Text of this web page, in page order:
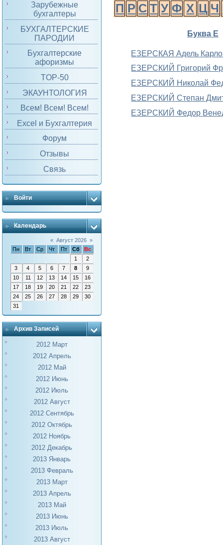
Зарубежные
бухгалтеры
БУХГАЛТЕРСКИЕ
ПАРОДИИ
Бухгалтерские
афоризмы
TOP-50
ЭКАУНТОЛОГИЯ
Всем! Всем! Всем!
Excel и Бухгалтерия
Форум
Отзывы
Связь
Войти
Календарь
« Август 2026 »
Пн
Вт Ср Чт Пт Сб
Вс
1
2
3
4 5 6 7 8
9
10
11 12 13 14 15
16
17
18 19 20 21 22
23
24
25 26 27 28 29
30
31
Архив Записей
2012 Март
2012 Апрель
2012 Май
2012 Июнь
2012 Июль
2012 Август
2012 Сентябрь
2012 Октябрь
2012 Ноябрь
2012 Декабрь
2013 Январь
2013 Февраль
2013 Март
2013 Апрель
2013 Май
2013 Июнь
2013 Июль
2013 Август
П Р С Т У Ф Х Ц Ч
Буква Е
ЕЗЕРСКАЯ Адель
ЕЗЕРСКИЙ Григорий
ЕЗЕРСКИЙ Николай
ЕЗЕРСКИЙ Степан
ЕЗЕРСКИЙ Федор